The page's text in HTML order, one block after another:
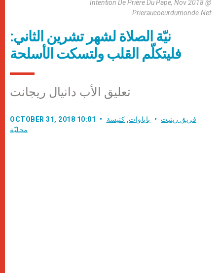
Intention De Prière Du Pape, Nov 2018 @
Prieraucoeurdumonde.net
نيّة الصلاة لشهر تشرين الثاني:
فليتكلّم القلب ولتسكت الأسلحة
تعليق الأب دانيال ريجانت
OCTOBER 31, 2018 10:01 فريق زينيت باباوات, كنيسة
محليّة